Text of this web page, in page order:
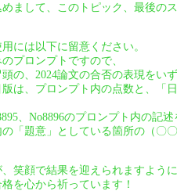
まして、このトピック、最後の
には以下に留意ください。
プロンプトですので、
頭の、2024論文の合否の表現をい
版は、プロンプト内の点数と、「
、No8896のプロンプト内の記
の「題意」としている箇所の（〇
笑顔で結果を迎えられますように
を心から祈っています！